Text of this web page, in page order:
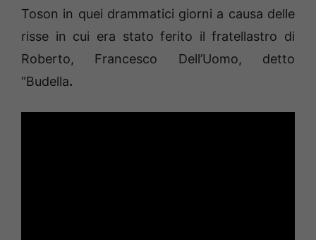
Toson in quei drammatici giorni a causa delle
risse in cui era stato ferito il fratellastro di
Roberto, Francesco Dell’Uomo, detto
“Budella.